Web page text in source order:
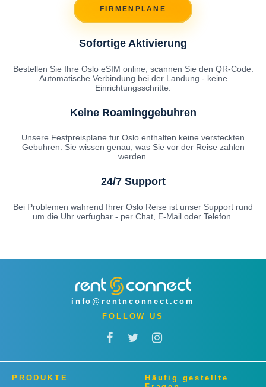
FIRMENPLANE
Sofortige Aktivierung
Bestellen Sie Ihre Oslo eSIM online, scannen Sie den QR-Code.
Automatische Verbindung bei der Landung - keine
Einrichtungsschritte.
Keine Roaminggebuhren
Unsere Festpreisplane fur Oslo enthalten keine versteckten
Gebuhren. Sie wissen genau, was Sie vor der Reise zahlen
werden.
24/7 Support
Bei Problemen wahrend Ihrer Oslo Reise ist unser Support rund
um die Uhr verfugbar - per Chat, E-Mail oder Telefon.
info@rentnconnect.com
FOLLOW US
PRODUKTE
Häufig gestellte